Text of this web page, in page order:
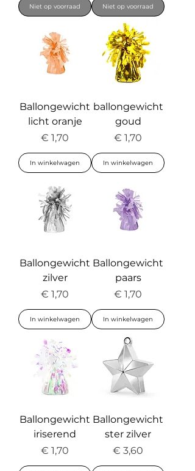
Niet op voorraad Niet op voorraad
Ballongewicht
licht oranje
Prijs
€ 1,70
In winkelwagen
ballongewicht
goud
Prijs
€ 1,70
In winkelwagen
Ballongewicht
zilver
Prijs
€ 1,70
In winkelwagen
Ballongewicht
paars
Prijs
€ 1,70
In winkelwagen
Ballongewicht
iriserend
Prijs
€ 1,70
Ballongewicht
ster zilver
Prijs
€ 3,60